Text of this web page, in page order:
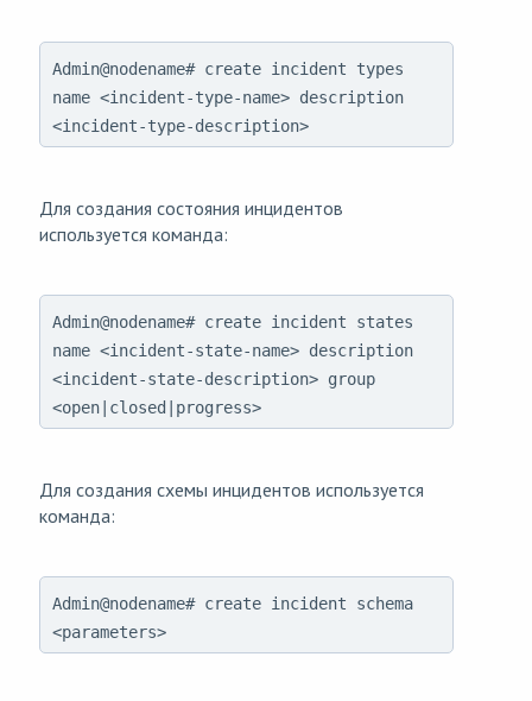
Admin@nodename# create incident types
name <incident-type-name> description
<incident-type-description>
Для создания состояния инцидентов
используется команда:
Admin@nodename# create incident states
name <incident-state-name> description
<incident-state-description> group
<open|closed|progress>
Для создания схемы инцидентов используется
команда:
Admin@nodename# create incident schema
<parameters>